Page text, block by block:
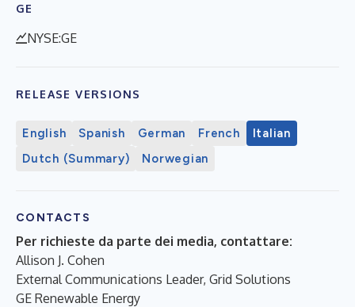
GE
NYSE:GE
RELEASE VERSIONS
English Spanish German French
Italian
Dutch (Summary)
Norwegian
CONTACTS
Per richieste da parte dei media, contattare:
Allison J. Cohen
External Communications Leader, Grid Solutions
GE Renewable Energy